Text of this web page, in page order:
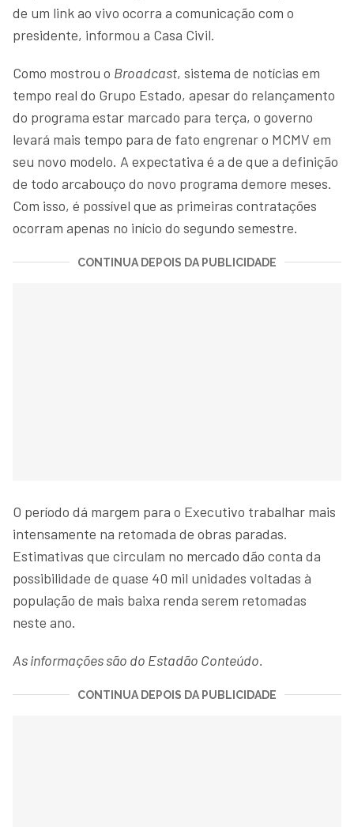
de um link ao vivo ocorra a comunicação com o
presidente, informou a Casa Civil.
Como mostrou o Broadcast, sistema de notícias em
tempo real do Grupo Estado, apesar do relançamento
do programa estar marcado para terça, o governo
levará mais tempo para de fato engrenar o MCMV em
seu novo modelo. A expectativa é a de que a definição
de todo arcabouço do novo programa demore meses.
Com isso, é possível que as primeiras contratações
ocorram apenas no início do segundo semestre.
CONTINUA DEPOIS DA PUBLICIDADE
O período dá margem para o Executivo trabalhar mais
intensamente na retomada de obras paradas.
Estimativas que circulam no mercado dão conta da
possibilidade de quase 40 mil unidades voltadas à
população de mais baixa renda serem retomadas
neste ano.
As informações são do Estadão Conteúdo.
CONTINUA DEPOIS DA PUBLICIDADE